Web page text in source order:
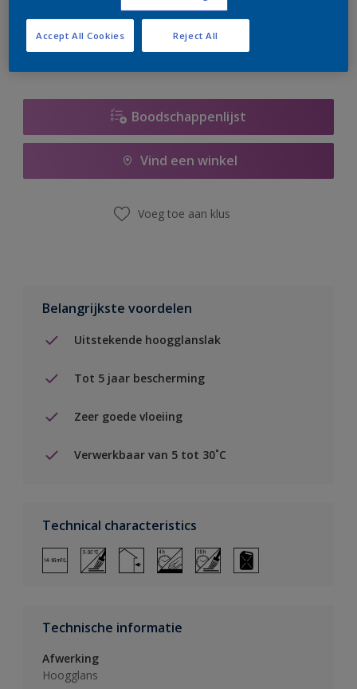
er hard aan om de voorraad aan te vullen.
Boodschappenlijst
Vind een winkel
Voeg toe aan klus
Belangrijkste voordelen
Uitstekende hoogglanslak
Tot 5 jaar bescherming
Zeer goede vloeiing
Verwerkbaar van 5 tot 30˚C
Technical characteristics
Technische informatie
Afwerking
Hoogglans
Reject All
Accept All Cookies